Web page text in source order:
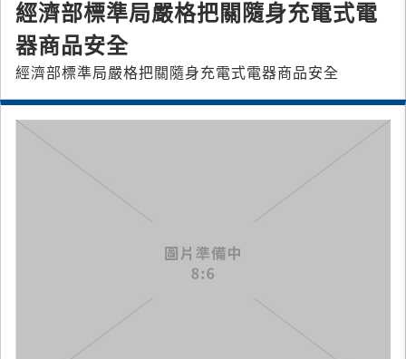
經濟部標準局嚴格把關隨身充電式電
器商品安全
經濟部標準局嚴格把關隨身充電式電器商品安全